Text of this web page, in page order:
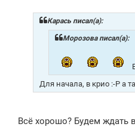
Карась писал(а):
Морозова писал(а):
Для начала, в крио :-P а
Всё хорошо? Будем ждать